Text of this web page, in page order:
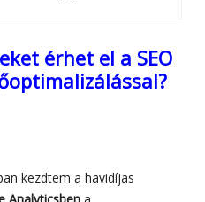
érhet el a SEO
kezdtem a havidíjas